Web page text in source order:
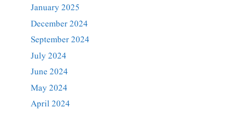
January 2025
December 2024
September 2024
July 2024
June 2024
May 2024
April 2024